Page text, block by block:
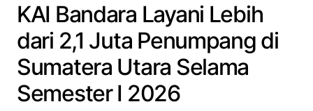
KAI Bandara Layani Lebih
dari 2,1 Juta Penumpang di
Sumatera Utara Selama
Semester I 2026